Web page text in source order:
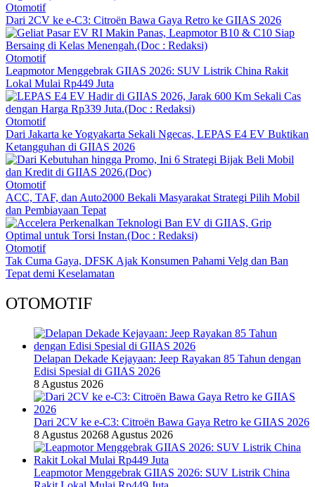
Otomotif
Dari 2CV ke e-C3: Citroën Bawa Gaya Retro ke GIIAS 2026
Otomotif
Leapmotor Menggebrak GIIAS 2026: SUV Listrik China Rakit
Lokal Mulai Rp449 Juta
Otomotif
Dari Jakarta ke Yogyakarta Sekali Ngecas, LEPAS E4 EV Buktikan
Ketangguhan di GIIAS 2026
Otomotif
ACC, TAF, dan Auto2000 Bekali Masyarakat Strategi Pilih Mobil
dan Pembiayaan Tepat
Otomotif
Tak Cuma Gaya, DFSK Ajak Konsumen Pahami Velg dan Ban
Tepat demi Keselamatan
OTOMOTIF
Delapan Dekade Kejayaan: Jeep Rayakan 85 Tahun dengan
Edisi Spesial di GIIAS 2026
8 Agustus 2026
Dari 2CV ke e-C3: Citroën Bawa Gaya Retro ke GIIAS 2026
8 Agustus 20268 Agustus 2026
Leapmotor Menggebrak GIIAS 2026: SUV Listrik China